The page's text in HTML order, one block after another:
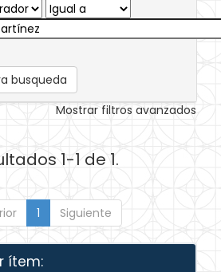
busqueda
Mostrar filtros avanzados
1-1 de 1.
1 Siguiente
ítem: